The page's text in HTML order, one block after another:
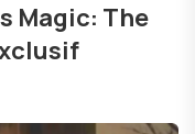
Magic: The